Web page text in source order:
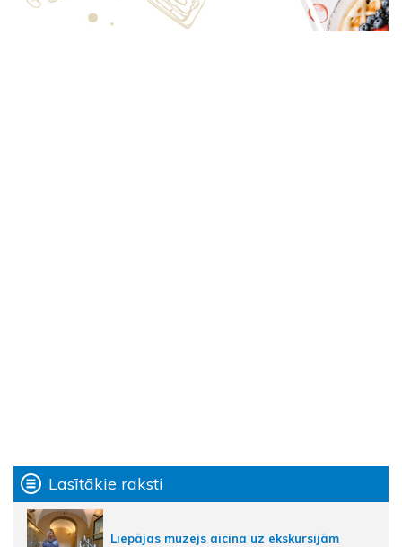
Lasītākie raksti
Liepājas muzejs aicina uz ekskursijām